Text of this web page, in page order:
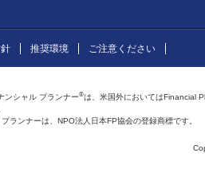
推奨環境 ご注意ください
ンシャル プランナー®は、米国外においてはFinancial
ランナーは、NPO法人日本FP協会の登録商標です。